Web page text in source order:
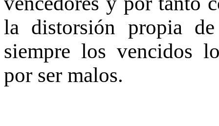
la distorsión propia
siempre los vencidos
por ser malos.